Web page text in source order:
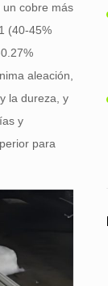
cobre más
(40-45%
aleación,
la dureza, y
y
para